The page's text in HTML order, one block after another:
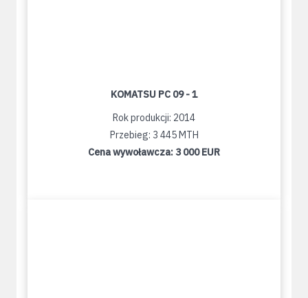
KOMATSU PC 09 - 1
Rok produkcji: 2014
Przebieg: 3 445 MTH
Cena wywoławcza: 3 000 EUR